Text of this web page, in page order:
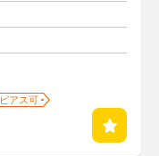
ピアス可